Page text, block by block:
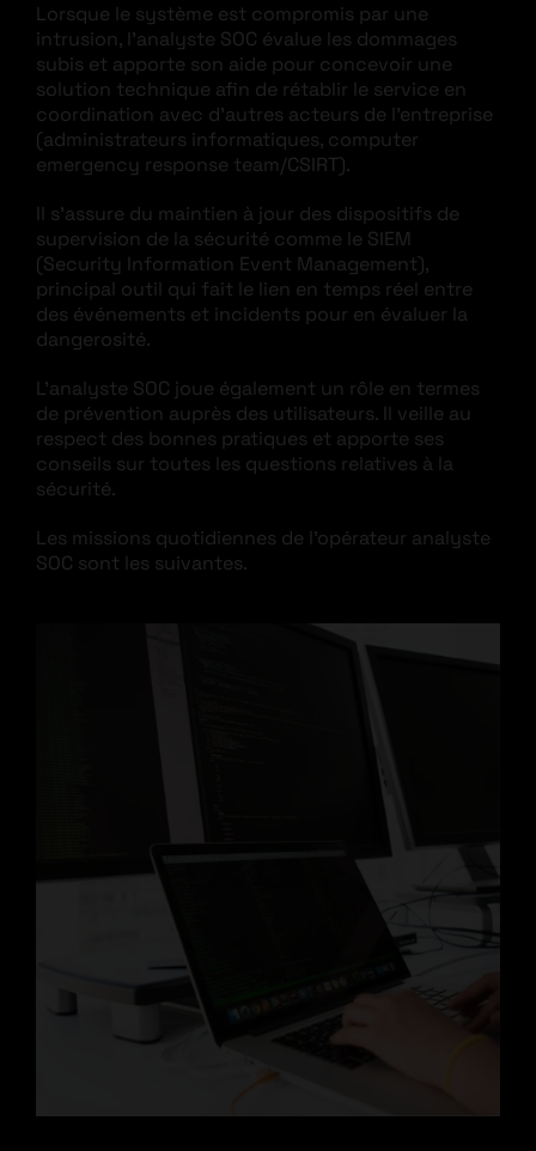
Lorsque le système est compromis par une
intrusion, l’analyste SOC évalue les dommages
subis et apporte son aide pour concevoir une
solution technique afin de rétablir le service en
coordination avec d’autres acteurs de l’entreprise
(administrateurs informatiques, computer
emergency response team/CSIRT).
Il s’assure du maintien à jour des dispositifs de
supervision de la sécurité comme le SIEM
(Security Information Event Management),
principal outil qui fait le lien en temps réel entre
des événements et incidents pour en évaluer la
dangerosité.
L’analyste SOC joue également un rôle en termes
de prévention auprès des utilisateurs. Il veille au
respect des bonnes pratiques et apporte ses
conseils sur toutes les questions relatives à la
sécurité.
Les missions quotidiennes de l’opérateur analyste
SOC sont les suivantes.